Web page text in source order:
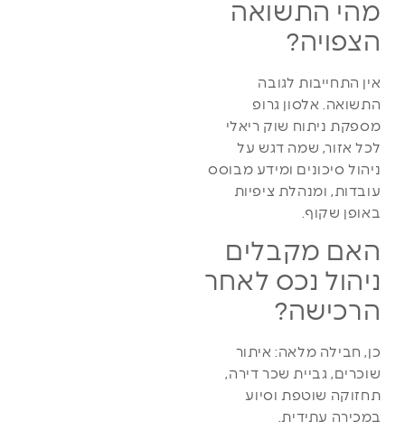
מהי התשואה
הצפויה?
אין התחייבות לגובה
התשואה. אלסון גרופ
מספקת ניתוח שוק ריאלי
לכל אזור, שמה דגש על
ניהול סיכונים ומידע מבוסס
עובדות, ומנהלת ציפיות
באופן שקוף.
האם מקבלים
ניהול נכס לאחר
הרכישה?
כן, חבילה מלאה: איתור
שוכרים, גביית שכר דירה,
תחזוקה שוטפת וסיוע
במכירה עתידית.